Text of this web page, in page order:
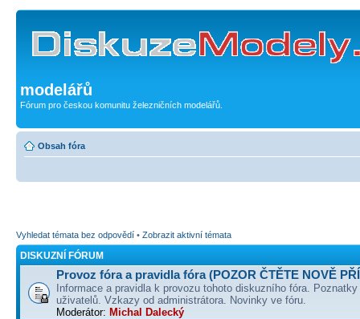
modelářů
Fórum pro českou komunitu železničních modelářů.
Obsah fóra
Vyhledat témata bez odpovědí • Zobrazit aktivní témata
DISKUZNÍ FÓRUM
Provoz fóra a pravidla fóra (POZOR ČTĚTE NOVĚ
Informace a pravidla k provozu tohoto diskuzního fóra.
uživatelů. Vzkazy od administrátora. Novinky ve fóru.
Moderátor: Michal Dalecký